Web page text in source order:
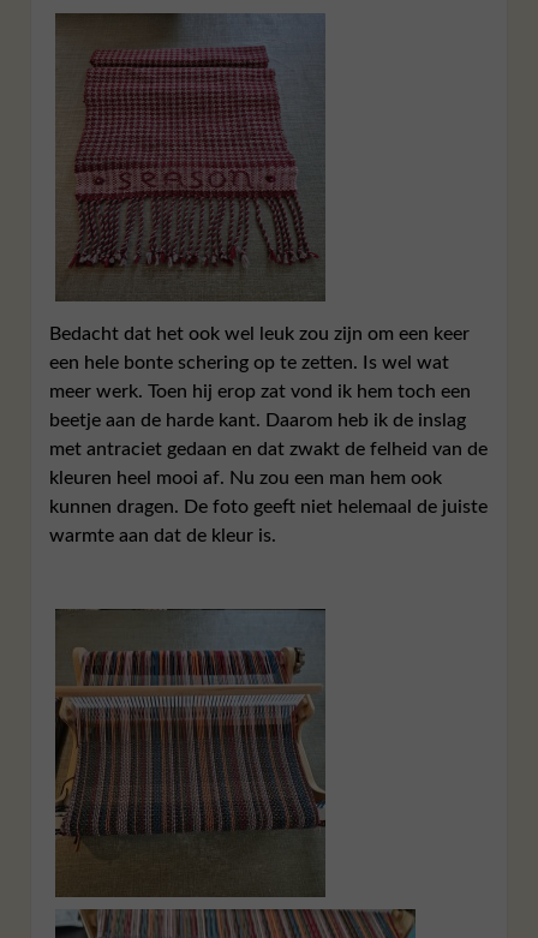
Bedacht dat het ook wel leuk zou zijn om een keer
een hele bonte schering op te zetten. Is wel wat
meer werk. Toen hij erop zat vond ik hem toch een
beetje aan de harde kant. Daarom heb ik de inslag
met antraciet gedaan en dat zwakt de felheid van de
kleuren heel mooi af. Nu zou een man hem ook
kunnen dragen. De foto geeft niet helemaal de juiste
warmte aan dat de kleur is.